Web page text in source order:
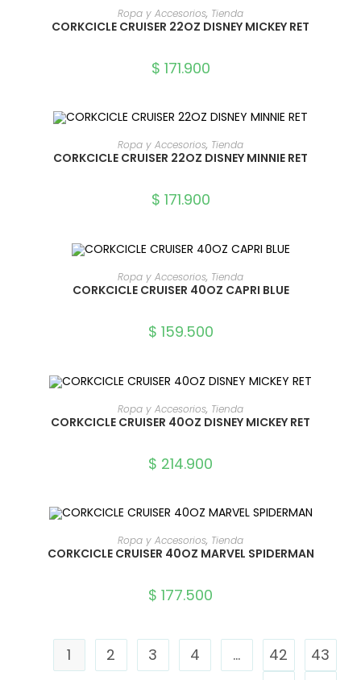
SELECCIONAR OPCIONES
Ropa y Accesorios, Tienda
CORKCICLE CRUISER 22OZ DISNEY MICKEY RET
$ 171.900
SELECCIONAR OPCIONES
Ropa y Accesorios, Tienda
CORKCICLE CRUISER 22OZ DISNEY MINNIE RET
$ 171.900
SELECCIONAR OPCIONES
Ropa y Accesorios, Tienda
CORKCICLE CRUISER 40OZ CAPRI BLUE
$ 159.500
SELECCIONAR OPCIONES
Ropa y Accesorios, Tienda
CORKCICLE CRUISER 40OZ DISNEY MICKEY RET
$ 214.900
SELECCIONAR OPCIONES
Ropa y Accesorios, Tienda
CORKCICLE CRUISER 40OZ MARVEL SPIDERMAN
$ 177.500
1 2 3 4 … 42
43